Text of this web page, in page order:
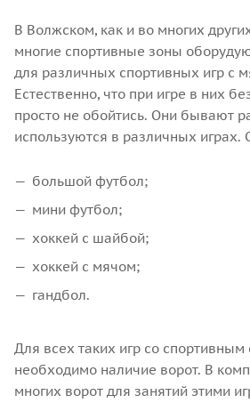
В Волжском, как и во многих
многие спортивные зоны
для различных спортивных игр с
Естественно, что при игре в них
просто не обойтись. Они бывают
используются в различных играх.
большой футбол;
мини футбол;
хоккей с шайбой;
хоккей с мячом;
гандбол.
Для всех таких игр со спортивным
необходимо наличие ворот. В
многих ворот для занятий этими